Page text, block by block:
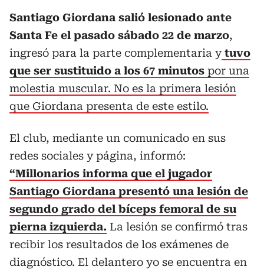
Santiago Giordana salió lesionado ante
Santa Fe el pasado sábado 22 de marzo,
ingresó para la parte complementaria y tuvo
que ser sustituido a los 67 minutos por una
molestia muscular. No es la primera lesión
que Giordana presenta de este estilo.
El club, mediante un comunicado en sus
redes sociales y página, informó:
“Millonarios informa que el jugador
Santiago Giordana presentó una lesión de
segundo grado del bíceps femoral de su
pierna izquierda. La lesión se confirmó tras
recibir los resultados de los exámenes de
diagnóstico. El delantero yo se encuentra en